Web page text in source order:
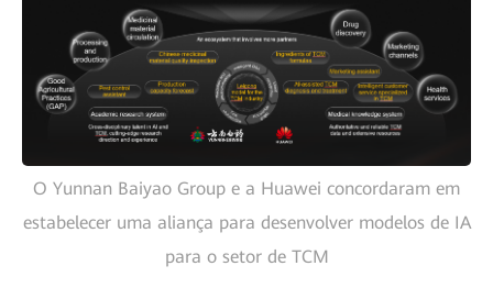
O Yunnan Baiyao Group e a Huawei concordaram em
estabelecer uma aliança para desenvolver modelos de IA
para o setor de TCM